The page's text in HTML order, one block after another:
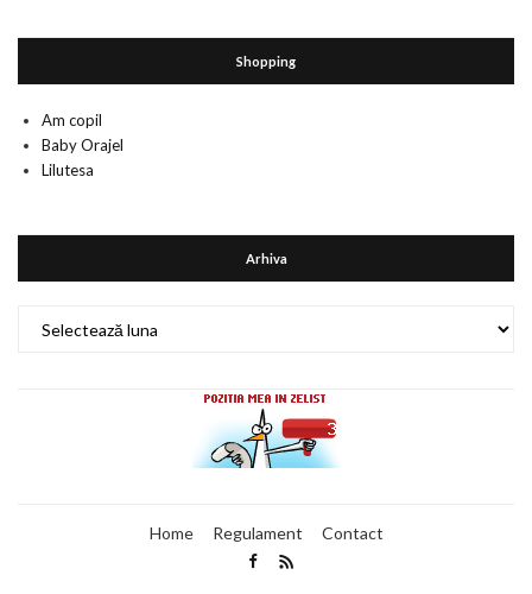
Shopping
Am copil
Baby Orajel
Lilutesa
Arhiva
Home Regulament Contact